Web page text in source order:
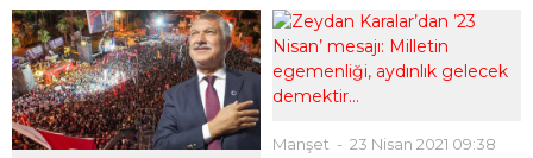
Manşet 23 Nisan 2021 09:38